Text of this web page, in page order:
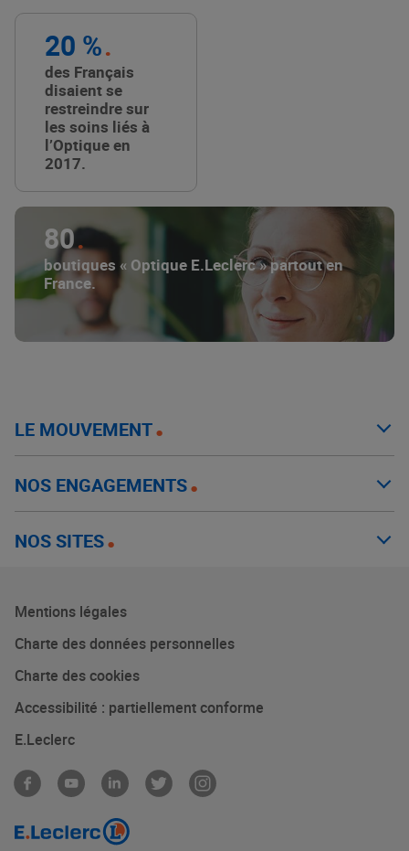
20 %
des Français
disaient se
restreindre sur
les soins liés à
l’Optique en
2017.
80
boutiques « Optique E.Leclerc » partout en
France.
LE MOUVEMENT
NOS ENGAGEMENTS
NOS SITES
Mentions légales
Charte des données personnelles
Charte des cookies
Accessibilité : partiellement conforme
E.Leclerc